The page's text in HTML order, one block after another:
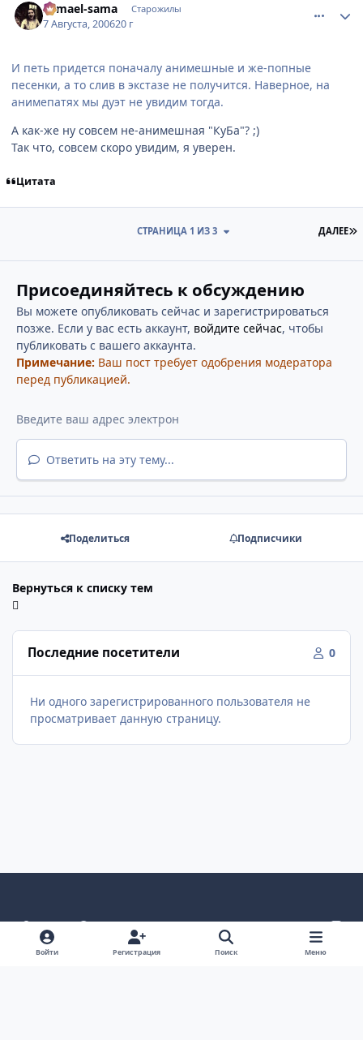
Samael-sama Старожилы
7 Августа, 200620 г
И петь придется поначалу анимешные и же-попные
песенки, а то слив в экстазе не получится. Наверное, на
анимепатях мы дуэт не увидим тогда.
А как-же ну совсем не-анимешная "КуБа"? ;)
Так что, совсем скоро увидим, я уверен.
Цитата
ДАЛЕЕ
СТРАНИЦА 1 ИЗ 3
Присоединяйтесь к обсуждению
Вы можете опубликовать сейчас и зарегистрироваться
позже. Если у вас есть аккаунт, войдите сейчас, чтобы
публиковать с вашего аккаунта.
Примечание: Ваш пост требует одобрения модератора
перед публикацией.
Ответить на эту тему...
Поделиться Подписчики
Вернуться к списку тем
Последние посетители 0
Ни одного зарегистрированного пользователя не
просматривает данную страницу.
Светлый режим
Темный режим
Как в системе
v
k
Политика конфиденциальности
Войти Регистрация Поиск Меню